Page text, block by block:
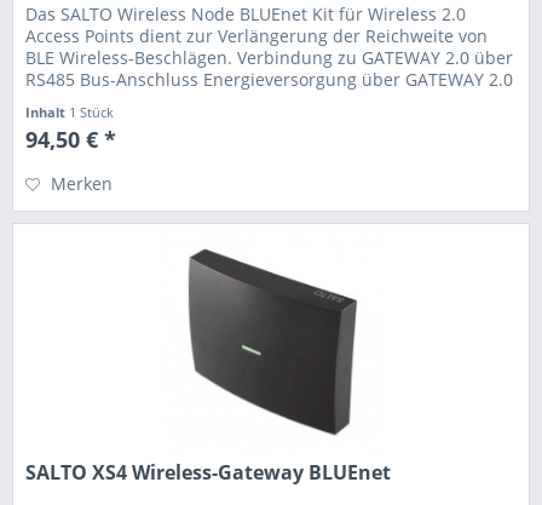
Das SALTO Wireless Node BLUEnet Kit für Wireless 2.0
Access Points dient zur Verlängerung der Reichweite von
BLE Wireless-Beschlägen. Verbindung zu GATEWAY 2.0 über
RS485 Bus-Anschluss Energieversorgung über GATEWAY 2.0
Inhalt 1 Stück
94,50 € *
Merken
SALTO XS4 Wireless-Gateway BLUEnet